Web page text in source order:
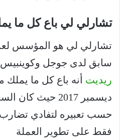
تشارلي لي باع كل ما
تشارلي لي هو المؤسس
سابق لدى جوجل
ريديت
ديسمبر 2017 حيث
حسب تعبيره لتفادي تضارب
فقط على تطوير العملة